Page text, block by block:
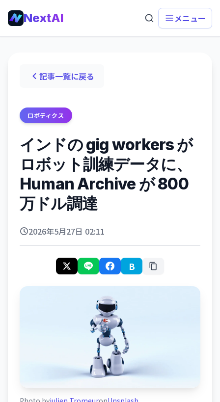
NextAI メニュー
記事一覧に戻る
ロボティクス
インドの gig workers が
ロボット訓練データに、
Human Archive が 800
万ドル調達
2026年5月27日 02:11
B